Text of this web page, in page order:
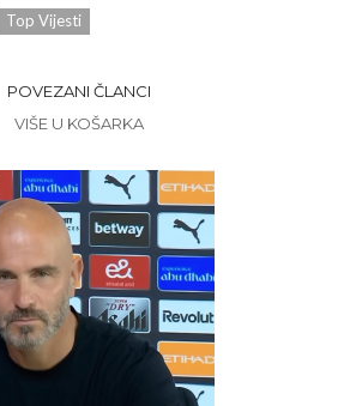
Top Vijesti
POVEZANI ČLANCI
VIŠE U KOŠARKA